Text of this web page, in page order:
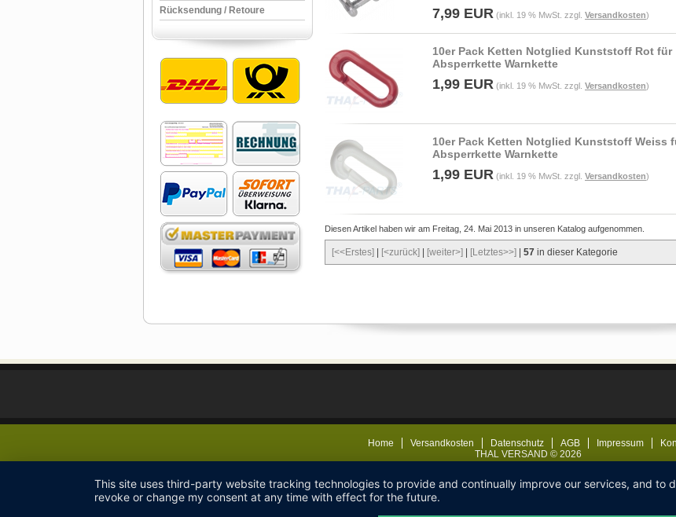
Rücksendung / Retoure
7,99 EUR (inkl. 19 % MwSt. zzgl. Versandkosten)
10er Pack Ketten Notglied Kunststoff Rot für
Absperrkette Warnkette
1,99 EUR (inkl. 19 % MwSt. zzgl. Versandkosten)
10er Pack Ketten Notglied Kunststoff Weiss
Absperrkette Warnkette
1,99 EUR (inkl. 19 % MwSt. zzgl. Versandkosten)
Diesen Artikel haben wir am Freitag, 24. Mai 2013 in unseren Katalog aufgenommen.
[<<Erstes] [<zurück] [weiter>] [Letztes>>] 57 in dieser Kategorie
Home Versandkosten Datenschutz AGB Impressum
THAL VERSAND © 2026
This site uses third-party website tracking technologies to provide and continually improve our services, and to
revoke or change my consent at any time with effect for the future.